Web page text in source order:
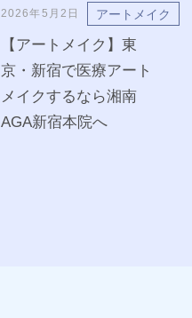
2026年5月2日 アートメイク
【アートメイク】東
京・新宿で医療アート
メイクするなら湘南
AGA新宿本院へ